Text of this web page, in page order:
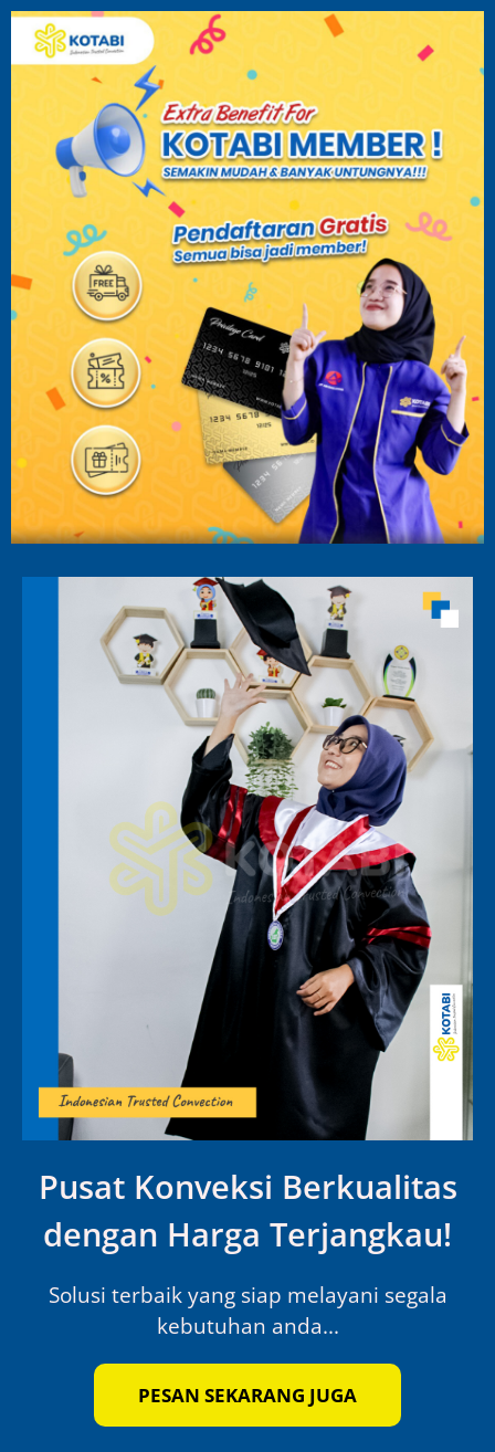
Pusat Konveksi Berkualitas
dengan Harga Terjangkau!
Solusi terbaik yang siap melayani segala
kebutuhan anda...
PESAN SEKARANG JUGA